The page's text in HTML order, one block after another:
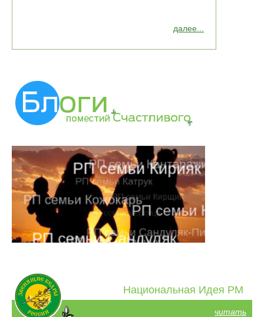
далее...
Национальная Идея РМ
читать